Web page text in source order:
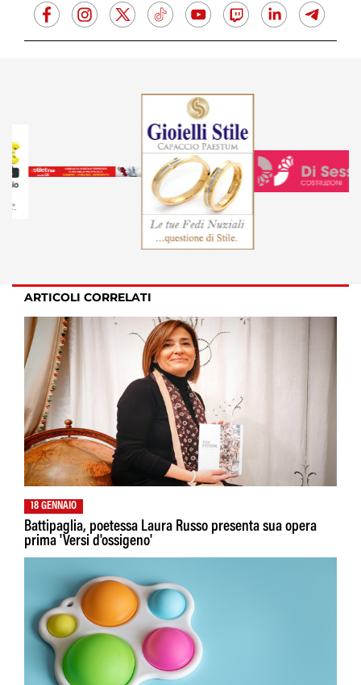
ARTICOLI CORRELATI
18 GENNAIO
Battipaglia, poetessa Laura Russo presenta sua opera
prima 'Versi d'ossigeno'